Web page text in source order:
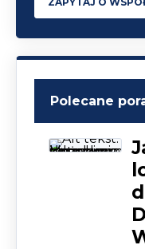
Polecane